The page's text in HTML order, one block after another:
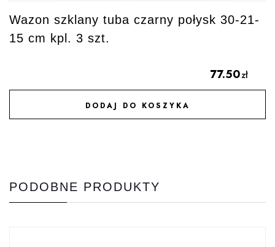
Wazon szklany tuba czarny połysk 30-21-
15 cm kpl. 3 szt.
77.50zł
DODAJ DO KOSZYKA
DODAJ DO ULUBIONYCH
PODOBNE PRODUKTY